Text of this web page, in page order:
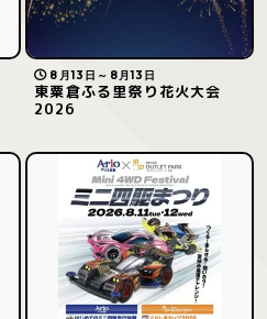
8月13日～8月13日
東粟倉ふる里祭り花火大会
2026